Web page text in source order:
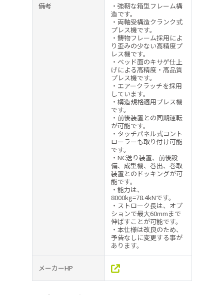
備考
・強靭な箱型フレーム構
造です。
・両軸受構造クランク式
プレス機です。
・鋳物フレーム採用によ
り歪みの少ない高精度プ
レス機です。
・ベッド面のキサゲ仕上
げによる高精度・高品質
プレス機です。
・エアークラッチを採用
しています。
・構造規格適用プレス機
です。
・前後装置との同期運転
が可能です。
・タッチパネル式コント
ローラーも取り付け可能
です。
・NC送り装置、前後設
備、成型機、巻出、巻取
装置とのドッキングが可
能です。
・能力は、
8000kg=78.4kNです。
・ストローク長は、オプ
ションで最大60mmまで
伸ばすことが可能です。
・本仕様は改良のため、
予告なしに変更する事が
あります。
メーカーHP